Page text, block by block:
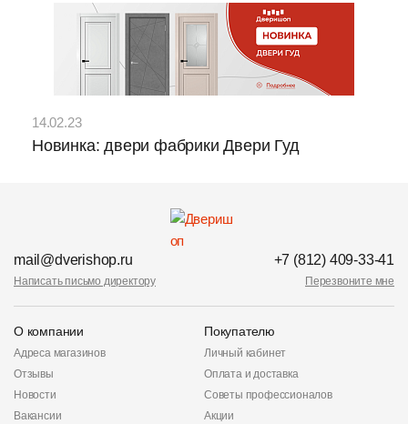
14.02.23
Новинка: двери фабрики Двери Гуд
mail@dverishop.ru
Написать письмо директору
+7 (812) 409-33-41
Перезвоните мне
О компании
Адреса магазинов
Отзывы
Новости
Вакансии
Покупателю
Личный кабинет
Оплата и доставка
Советы профессионалов
Акции